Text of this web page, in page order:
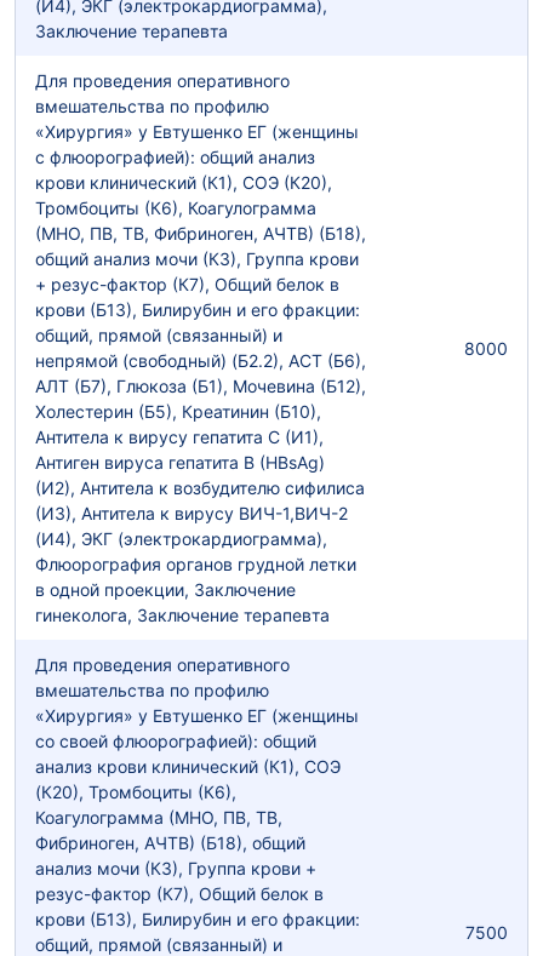
(И4), ЭКГ (электрокардиограмма),
Заключение терапевта
Для проведения оперативного
вмешательства по профилю
«Хирургия» у Евтушенко ЕГ (женщины
с флюорографией): общий анализ
крови клинический (К1), СОЭ (К20),
Тромбоциты (К6), Коагулограмма
(МНО, ПВ, ТВ, Фибриноген, АЧТВ) (Б18),
общий анализ мочи (К3), Группа крови
+ резус-фактор (К7), Общий белок в
крови (Б13), Билирубин и его фракции:
общий, прямой (связанный) и
непрямой (свободный) (Б2.2), АСТ (Б6),
АЛТ (Б7), Глюкоза (Б1), Мочевина (Б12),
Холестерин (Б5), Креатинин (Б10),
Антитела к вирусу гепатита С (И1),
Антиген вируса гепатита В (HBsAg)
(И2), Антитела к возбудителю сифилиса
(И3), Антитела к вирусу ВИЧ-1,ВИЧ-2
(И4), ЭКГ (электрокардиограмма),
Флюорография органов грудной летки
в одной проекции, Заключение
гинеколога, Заключение терапевта
8000
Для проведения оперативного
вмешательства по профилю
«Хирургия» у Евтушенко ЕГ (женщины
со своей флюорографией): общий
анализ крови клинический (К1), СОЭ
(К20), Тромбоциты (К6),
Коагулограмма (МНО, ПВ, ТВ,
Фибриноген, АЧТВ) (Б18), общий
анализ мочи (К3), Группа крови +
резус-фактор (К7), Общий белок в
крови (Б13), Билирубин и его фракции:
общий, прямой (связанный) и
7500